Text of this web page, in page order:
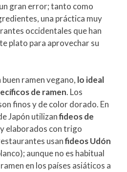
gran error; tanto como
una práctica muy
occidentales que han
plato para aprovechar su
ramen vegano, lo ideal
de ramen. Los
finos y de color dorado. En
Japón utilizanfideos de
elaborados con trigo
usanfideos Udón
aunque no es habitual
en los países asiáticos a